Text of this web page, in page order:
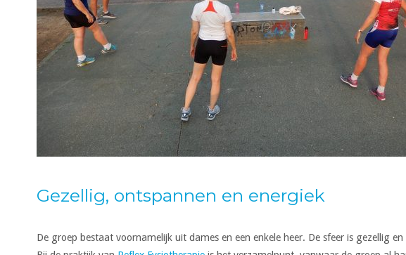
Gezellig, ontspannen en energiek
De groep bestaat voornamelijk uit dames en een enkele heer. De sfeer is gezellig